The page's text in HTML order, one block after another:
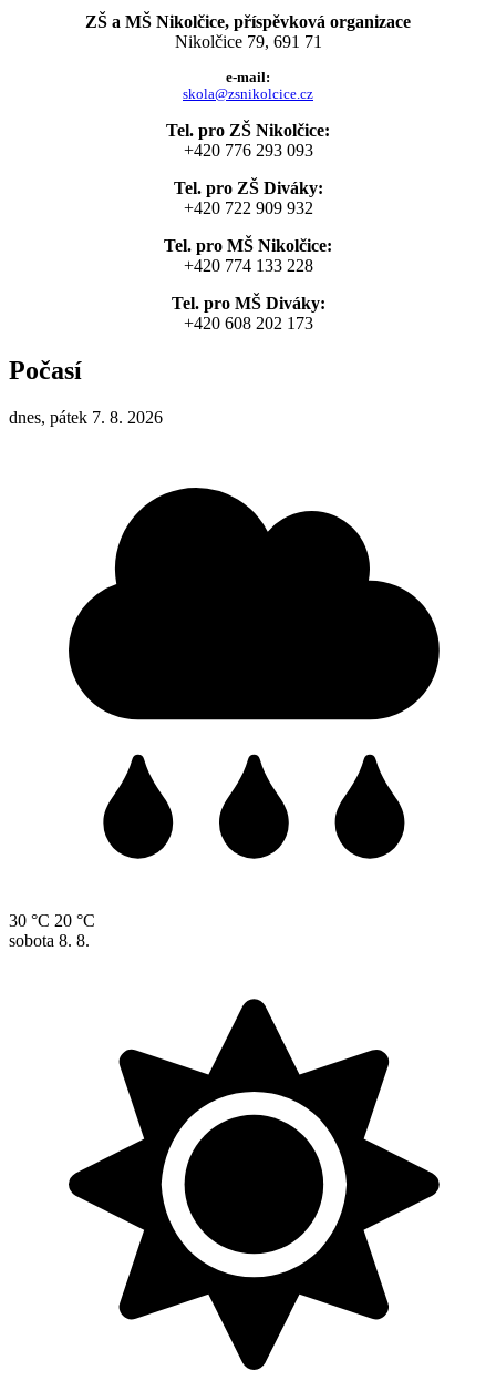
ZŠ a MŠ Nikolčice, příspěvková organizace
Nikolčice 79, 691 71
e-mail:
skola@zsnikolcice.cz
Tel. pro ZŠ Nikolčice:
+420 776 293 093
Tel. pro ZŠ Diváky:
+420 722 909 932
Tel. pro MŠ Nikolčice:
+420 774 133 228
Tel. pro MŠ Diváky:
+420 608 202 173
Počasí
dnes, pátek 7. 8. 2026
30 °C 20 °C
sobota 8. 8.